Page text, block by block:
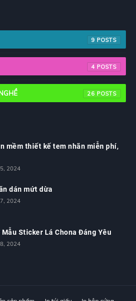
9
4
26
mềm thiết kế tem nhãn miễn phí,
2024
dán mứt dừa
2024
Mẫu Sticker Lá Chona Đáng Yêu
2024